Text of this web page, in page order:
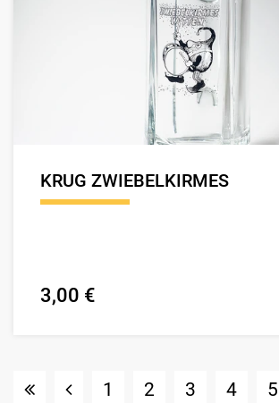
KRUG ZWIEBELKIRMES
3,00 €
1 2 3 4 5